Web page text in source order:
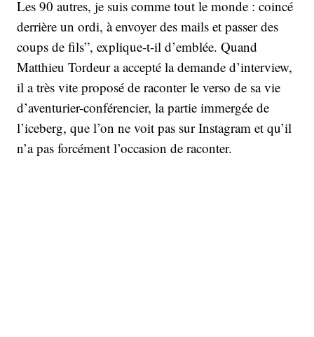
Les 90 autres, je suis comme tout le monde : coincé
derrière un ordi, à envoyer des mails et passer des
coups de fils”, explique-t-il d’emblée. Quand
Matthieu Tordeur a accepté la demande d’interview,
il a très vite proposé de raconter le verso de sa vie
d’aventurier-conférencier, la partie immergée de
l’iceberg, que l’on ne voit pas sur Instagram et qu’il
n’a pas forcément l’occasion de raconter.